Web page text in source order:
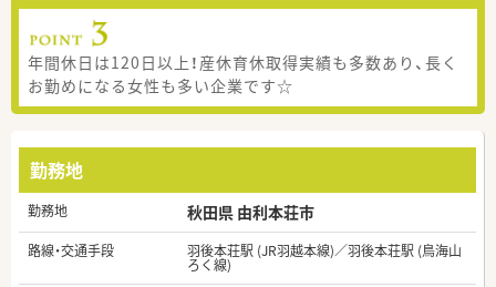
年間休日は120日以上！産休育休取得実績も多数あり、長く
お勤めになる女性も多い企業です☆
勤務地
勤務地 秋田県 由利本荘市
路線・交通手段 羽後本荘駅 (JR羽越本線)／羽後本荘駅 (鳥海山
ろく線)